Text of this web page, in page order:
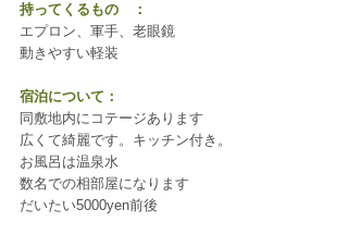
持ってくるもの　：
エプロン、軍手、老眼鏡
動きやすい軽装
宿泊について：
同敷地内にコテージあります
広くて綺麗です。キッチン付き。
お風呂は温泉水
数名での相部屋になります
だいたい5000yen前後